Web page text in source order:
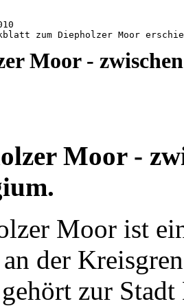
Moor -
Moor -
Moor ist
der
zur